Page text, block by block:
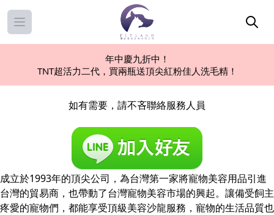
Open main menu
年中慶九折中！
TNT超活力二代，買兩瓶送頂尖紅粉佳人洗毛精！
如有需要，請不吝聯絡服務人員
成立於1993年的頂尖公司，為台灣第一家將寵物美容用品引進
台灣的貿易商，也帶動了台灣寵物美容市場的興起。讓備受飼主
疼愛的寵物們，都能享受頂級美容沙龍服務，寵物的生活品質也